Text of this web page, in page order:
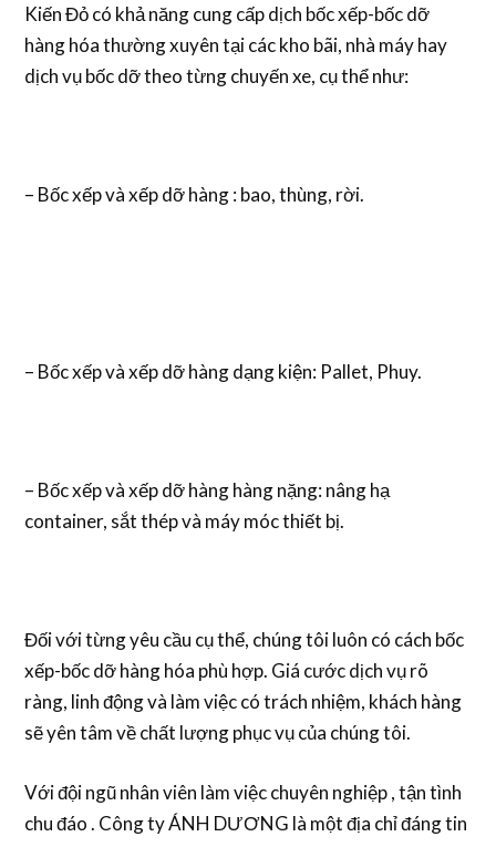
Kiến Đỏ có khả năng cung cấp dịch bốc xếp-bốc dỡ
hàng hóa thường xuyên tại các kho bãi, nhà máy hay
dịch vụ bốc dỡ theo từng chuyến xe, cụ thể như:
– Bốc xếp và xếp dỡ hàng : bao, thùng, rời.
– Bốc xếp và xếp dỡ hàng dạng kiện: Pallet, Phuy.
– Bốc xếp và xếp dỡ hàng hàng nặng: nâng hạ
container, sắt thép và máy móc thiết bị.
Đối với từng yêu cầu cụ thể, chúng tôi luôn có cách bốc
xếp-bốc dỡ hàng hóa phù hợp. Giá cước dịch vụ rõ
ràng, linh động và làm việc có trách nhiệm, khách hàng
sẽ yên tâm về chất lượng phục vụ của chúng tôi.
Với đội ngũ nhân viên làm việc chuyên nghiệp , tận tình
chu đáo . Công ty ÁNH DƯƠNG là một địa chỉ đáng tin